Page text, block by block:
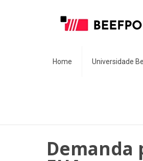
Home Universidade